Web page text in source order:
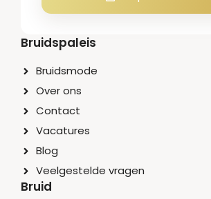
Bruidspaleis
Bruidsmode
Over ons
Contact
Vacatures
Blog
Veelgestelde vragen
Bruid